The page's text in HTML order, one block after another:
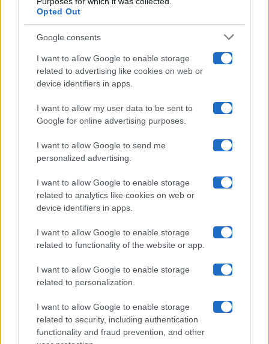
Opted Out
Google consents
I want to allow Google to enable storage
related to advertising like cookies on web or
device identifiers in apps.
I want to allow my user data to be sent to
Google for online advertising purposes.
I want to allow Google to send me
personalized advertising.
I want to allow Google to enable storage
related to analytics like cookies on web or
device identifiers in apps.
I want to allow Google to enable storage
related to functionality of the website or app.
I want to allow Google to enable storage
related to personalization.
I want to allow Google to enable storage
related to security, including authentication
functionality and fraud prevention, and other
Isola Dei Famosi
Uomini E Donne
Maste S.r.l.
Chi siamo
Collabora con noi
Contatti
Privacy Policy
Cookie Policy